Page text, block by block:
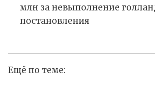
млн за невыполнение
постановления
Ещё по теме: